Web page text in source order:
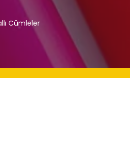
Cümleler